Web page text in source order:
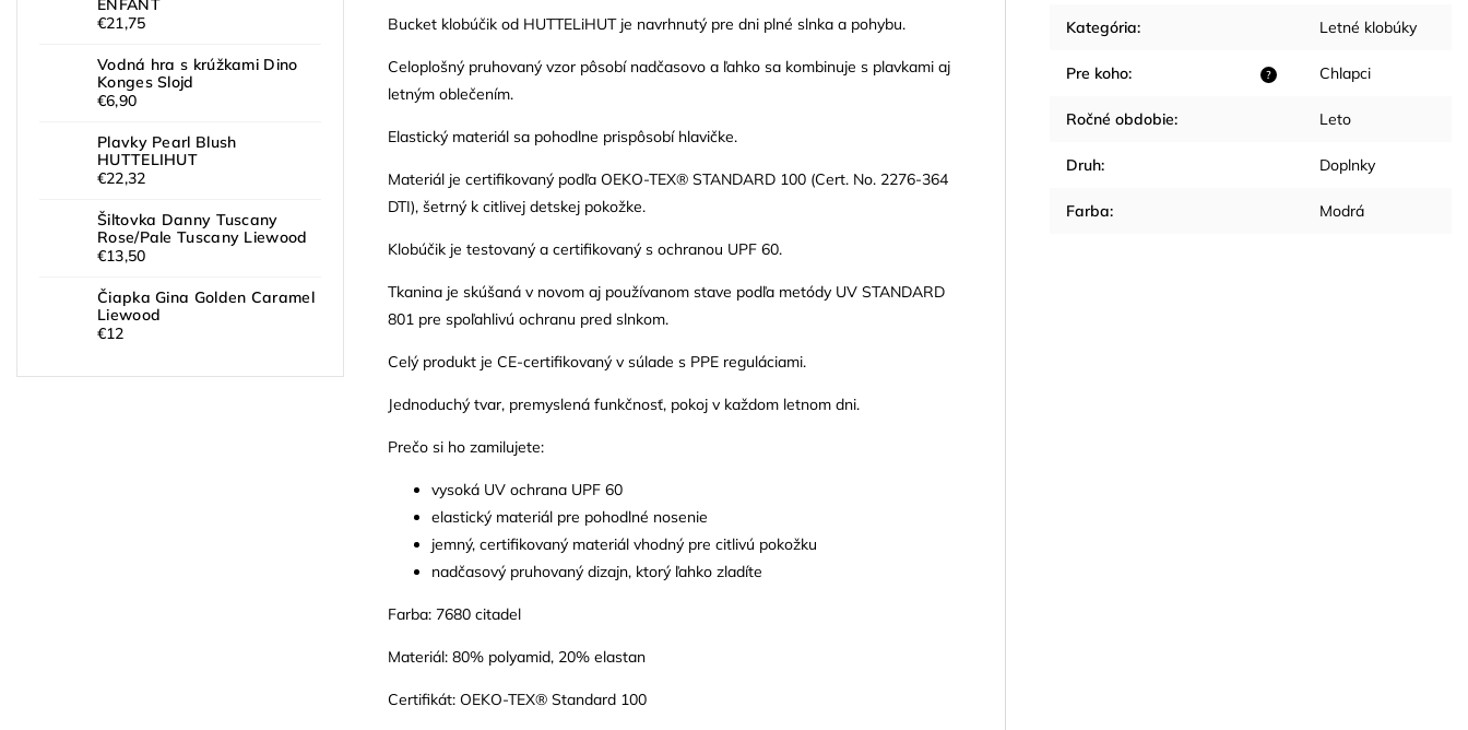
ENFANT
€21,75
Vodná hra s krúžkami Dino
Konges Slojd
€6,90
Plavky Pearl Blush
HUTTELIHUT
€22,32
Šiltovka Danny Tuscany
Rose/Pale Tuscany Liewood
€13,50
Čiapka Gina Golden Caramel
Liewood
€12
Bucket klobúčik od HUTTELiHUT je navrhnutý pre dni plné slnka a pohybu.
Celoplošný pruhovaný vzor pôsobí nadčasovo a ľahko sa kombinuje s plavkami aj
letným oblečením.
Elastický materiál sa pohodlne prispôsobí hlavičke.
Materiál je certifikovaný podľa OEKO-TEX® STANDARD 100 (Cert. No. 2276-364
DTI), šetrný k citlivej detskej pokožke.
Klobúčik je testovaný a certifikovaný s ochranou UPF 60.
Tkanina je skúšaná v novom aj používanom stave podľa metódy UV STANDARD
801 pre spoľahlivú ochranu pred slnkom.
Celý produkt je CE-certifikovaný v súlade s PPE reguláciami.
Jednoduchý tvar, premyslená funkčnosť, pokoj v každom letnom dni.
Prečo si ho zamilujete:
vysoká UV ochrana UPF 60
elastický materiál pre pohodlné nosenie
jemný, certifikovaný materiál vhodný pre citlivú pokožku
nadčasový pruhovaný dizajn, ktorý ľahko zladíte
Farba: 7680 citadel
Materiál: 80% polyamid, 20% elastan
Certifikát: OEKO-TEX® Standard 100
Kategória: Letné klobúky
?
Pre koho: Chlapci
Ročné obdobie: Leto
Druh: Doplnky
Farba: Modrá